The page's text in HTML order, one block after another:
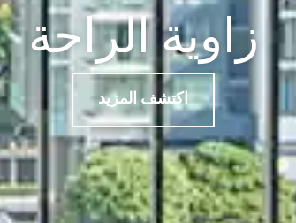
زاوية الراحة
اكتشف المزيد